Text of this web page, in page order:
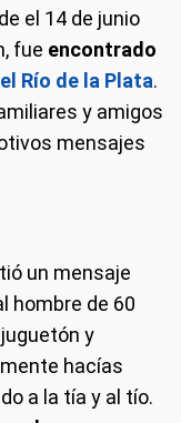
el 14 de junio
fue encontrado
Río de la Plata.
y amigos
mensajes
un mensaje
hombre de 60
y
hacías
a la tía y al tío.